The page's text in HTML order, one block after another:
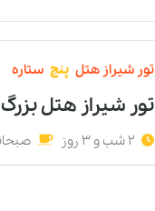
تور شیراز هتل پنج ستاره
تور شیراز هتل بزرگ
2 شب و 3 روز